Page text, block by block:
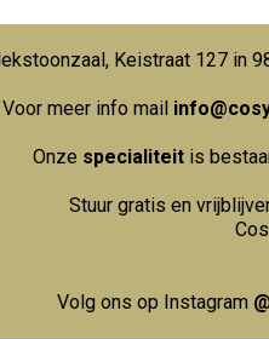
Keistraat 127 in
Voor meer info mail
Onze specialiteit is
Stuur gratis en
Volg ons op Instagram